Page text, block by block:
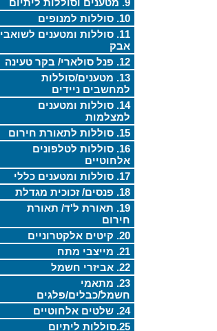
9. מטענים וסוללות ליתיום
10. סוללות למנופים
11. סוללות ומטענים לשואבי
אבק
12. פנל סולארי/ בקר טעינה
13. מטענים/סוללות
למחשבים ניידים
14. סוללות ומטענים
למצלמות
15. סוללות לתאורת חירום
16. סוללות לטלפונים
אלחוטיים
17. סוללות ומטענים כללי
18. פנסים/ זכוכית מגדלת
19. תאורת ל'ד/ תאורת
חירום
20. קיטים אלקטרוניים
21. מייצבי מתח
22. אביזרי חשמל
23. מתאמי
חשמל/כבלים/פלגים
24. שלטים אלחוטיים
25.סוללות ליתיום